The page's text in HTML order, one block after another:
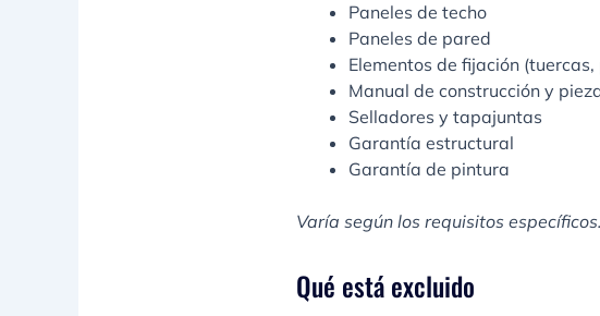
Paneles de techo
Paneles de pared
Elementos de fijación
Manual de construcción y
Selladores y tapajuntas
Garantía estructural
Garantía de pintura
Varía según los requisitos
Qué está excluido